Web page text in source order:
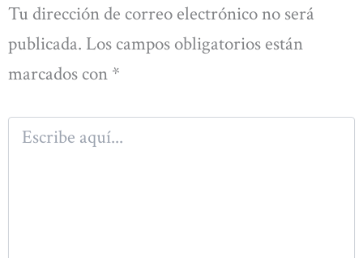
Tu dirección de correo electrónico no será
publicada. Los campos obligatorios están
marcados con *
Escribe
aquí...